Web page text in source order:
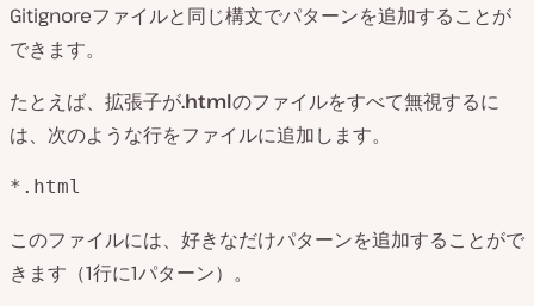
Gitignoreファイルと同じ構文でパターンを追加することが
できます。
たとえば、拡張子が.htmlのファイルをすべて無視するに
は、次のような行をファイルに追加します。
*.html
このファイルには、好きなだけパターンを追加することがで
きます（1行に1パターン）。